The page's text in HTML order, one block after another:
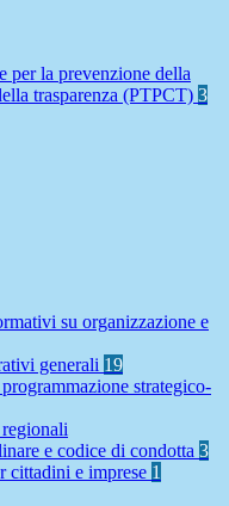
per la prevenzione della
trasparenza (PTPCT) 3
su organizzazione e
generali 19
strategico-
e codice di condotta 3
cittadini e imprese 1